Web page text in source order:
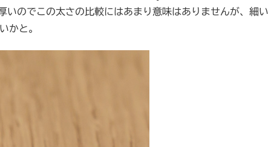
のでこの太さの比較にはあまり意味はありませんが、細い
かと。